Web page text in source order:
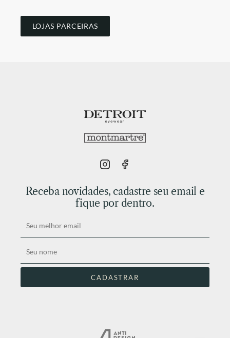
LOJAS PARCEIRAS
Receba novidades, cadastre seu email e
fique por dentro.